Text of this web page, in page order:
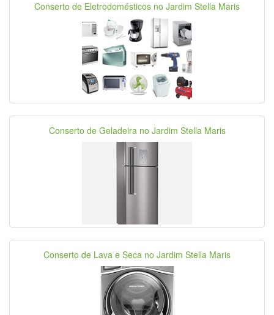
Conserto de Eletrodomésticos no Jardim Stella Maris
Conserto de Geladeira no Jardim Stella Maris
Conserto de Lava e Seca no Jardim Stella Maris